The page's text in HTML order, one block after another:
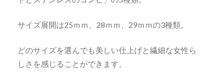
サイズ展開は25ｍｍ、28ｍｍ、29ｍｍの3種類。
どのサイズを選んでも美しい仕上げと繊細な女性ら
しさを感じることができます。